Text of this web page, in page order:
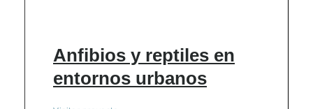
Anfibios y reptiles en
entornos urbanos